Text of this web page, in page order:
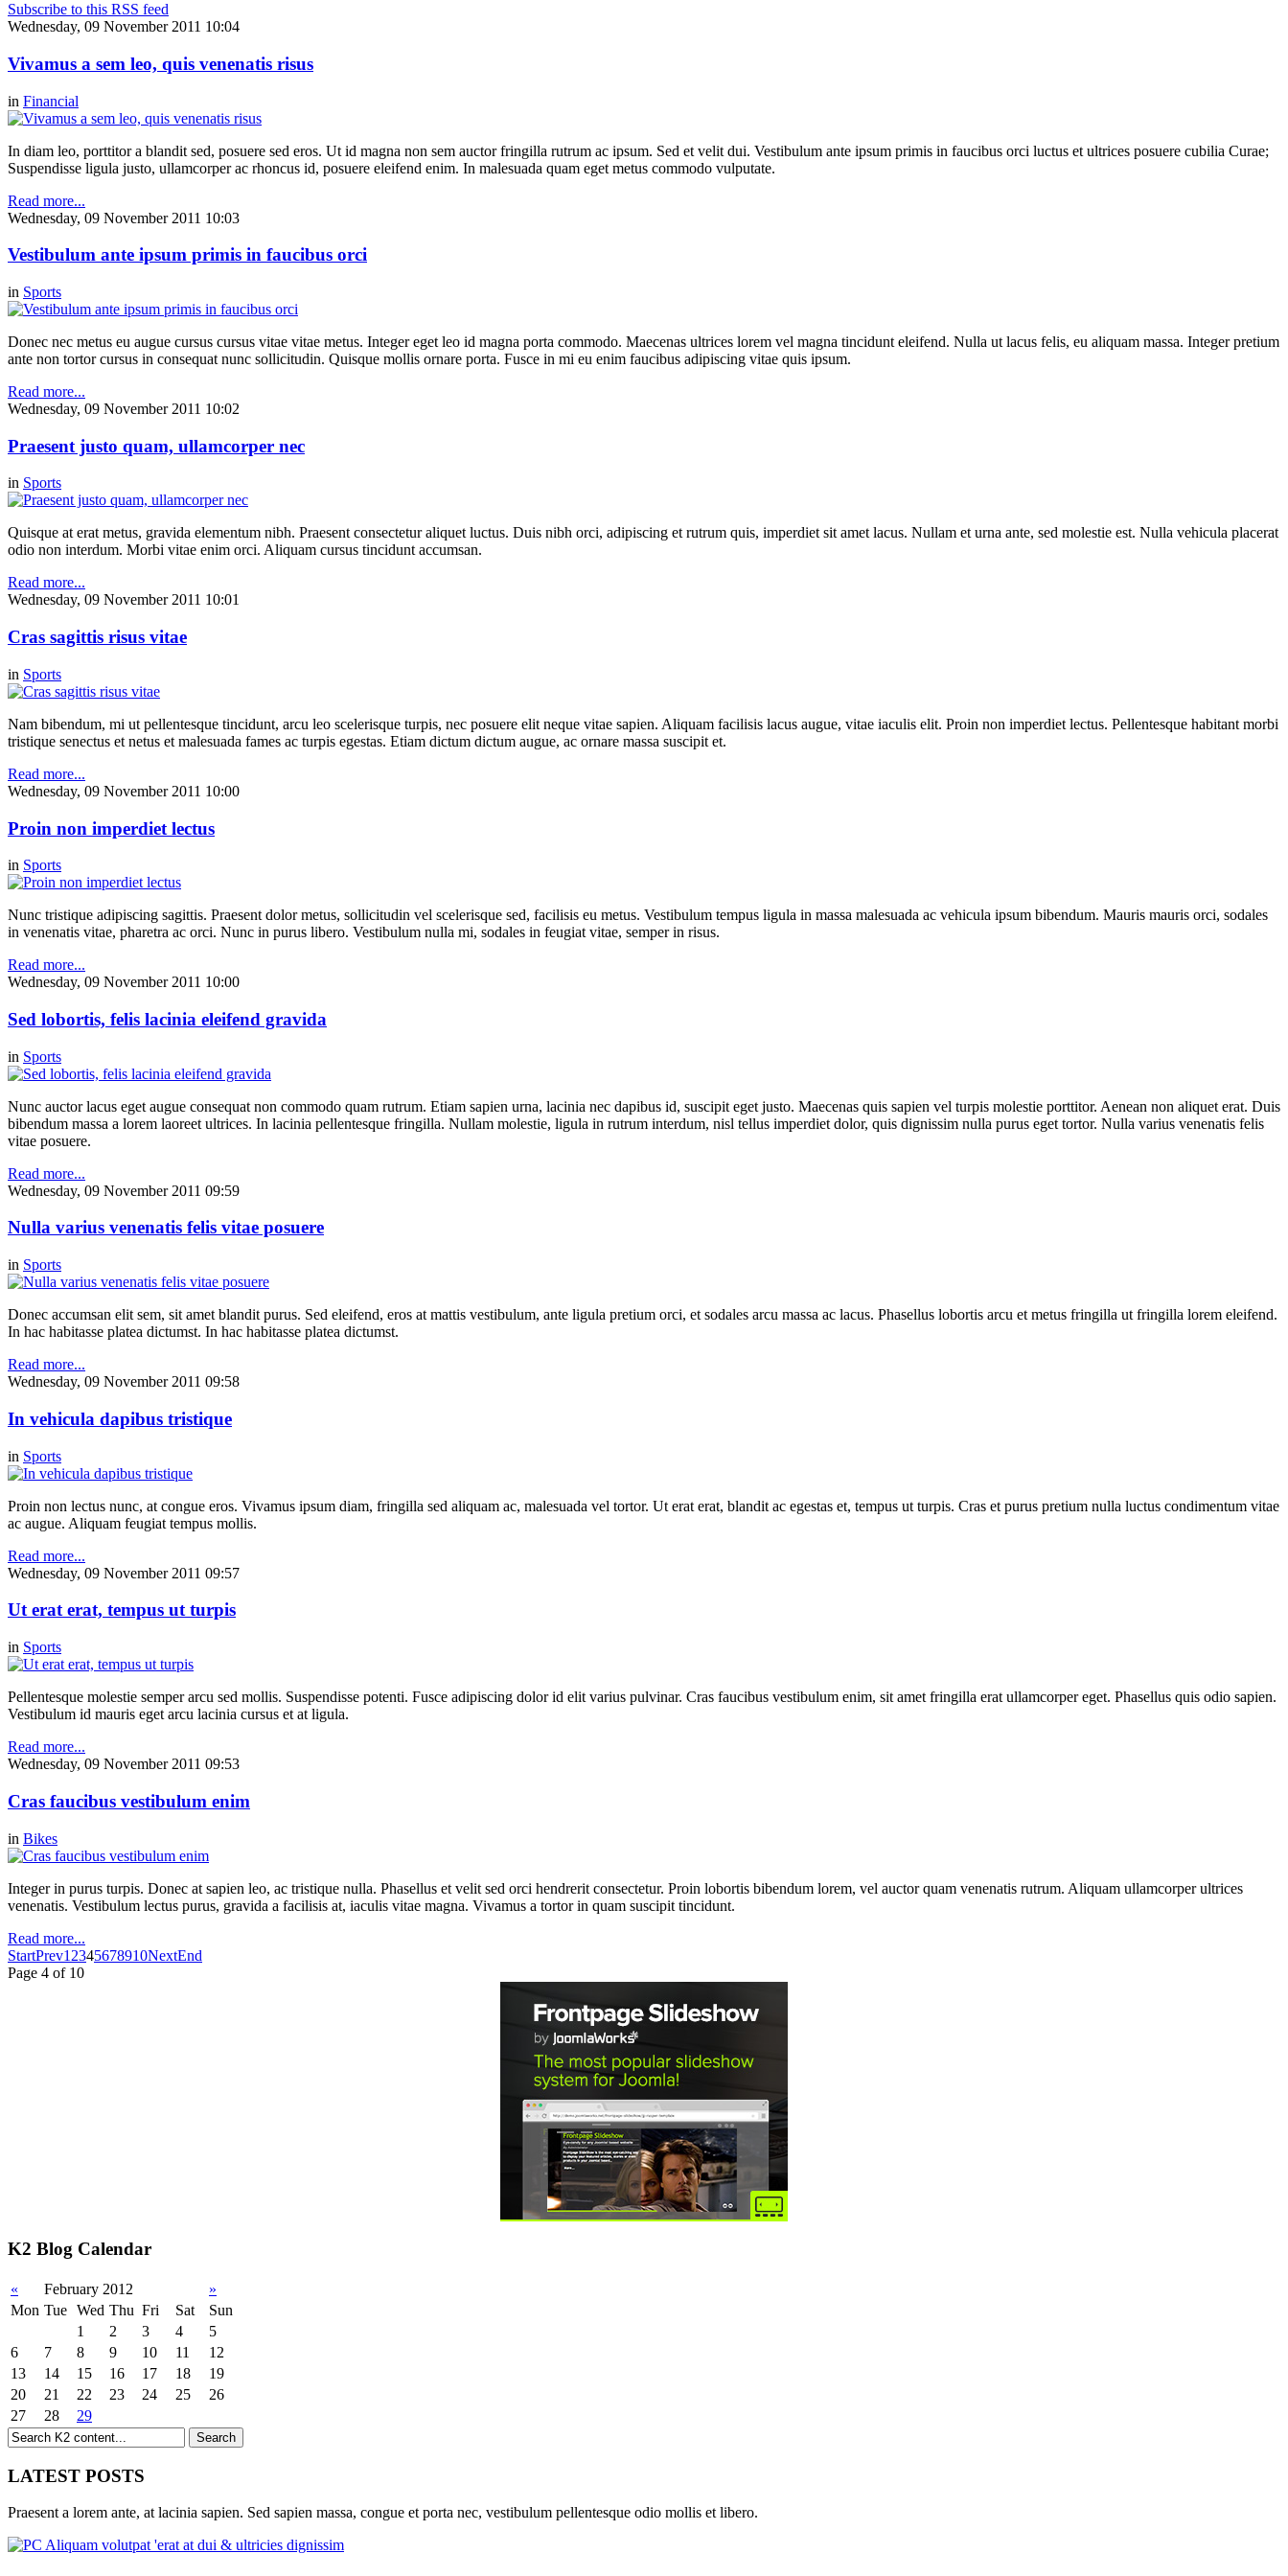
Subscribe to this RSS feed
Wednesday, 09 November 2011 10:04
Vivamus a sem leo, quis venenatis risus
in Financial
In diam leo, porttitor a blandit sed, posuere sed eros. Ut id magna non sem auctor fringilla rutrum ac ipsum. Sed et velit dui. Vestibulum ante ipsum primis in faucibus orci luctus et ultrices posuere cubilia Curae;
Suspendisse ligula justo, ullamcorper ac rhoncus id, posuere eleifend enim. In malesuada quam eget metus commodo vulputate.
Read more...
Wednesday, 09 November 2011 10:03
Vestibulum ante ipsum primis in faucibus orci
in Sports
Donec nec metus eu augue cursus cursus vitae vitae metus. Integer eget leo id magna porta commodo. Maecenas ultrices lorem vel magna tincidunt eleifend. Nulla ut lacus felis, eu aliquam massa. Integer pretium
ante non tortor cursus in consequat nunc sollicitudin. Quisque mollis ornare porta. Fusce in mi eu enim faucibus adipiscing vitae quis ipsum.
Read more...
Wednesday, 09 November 2011 10:02
Praesent justo quam, ullamcorper nec
in Sports
Quisque at erat metus, gravida elementum nibh. Praesent consectetur aliquet luctus. Duis nibh orci, adipiscing et rutrum quis, imperdiet sit amet lacus. Nullam et urna ante, sed molestie est. Nulla vehicula placerat
odio non interdum. Morbi vitae enim orci. Aliquam cursus tincidunt accumsan.
Read more...
Wednesday, 09 November 2011 10:01
Cras sagittis risus vitae
in Sports
Nam bibendum, mi ut pellentesque tincidunt, arcu leo scelerisque turpis, nec posuere elit neque vitae sapien. Aliquam facilisis lacus augue, vitae iaculis elit. Proin non imperdiet lectus. Pellentesque habitant morbi
tristique senectus et netus et malesuada fames ac turpis egestas. Etiam dictum dictum augue, ac ornare massa suscipit et.
Read more...
Wednesday, 09 November 2011 10:00
Proin non imperdiet lectus
in Sports
Nunc tristique adipiscing sagittis. Praesent dolor metus, sollicitudin vel scelerisque sed, facilisis eu metus. Vestibulum tempus ligula in massa malesuada ac vehicula ipsum bibendum. Mauris mauris orci, sodales
in venenatis vitae, pharetra ac orci. Nunc in purus libero. Vestibulum nulla mi, sodales in feugiat vitae, semper in risus.
Read more...
Wednesday, 09 November 2011 10:00
Sed lobortis, felis lacinia eleifend gravida
in Sports
Nunc auctor lacus eget augue consequat non commodo quam rutrum. Etiam sapien urna, lacinia nec dapibus id, suscipit eget justo. Maecenas quis sapien vel turpis molestie porttitor. Aenean non aliquet erat. Duis
bibendum massa a lorem laoreet ultrices. In lacinia pellentesque fringilla. Nullam molestie, ligula in rutrum interdum, nisl tellus imperdiet dolor, quis dignissim nulla purus eget tortor. Nulla varius venenatis felis
vitae posuere.
Read more...
Wednesday, 09 November 2011 09:59
Nulla varius venenatis felis vitae posuere
in Sports
Donec accumsan elit sem, sit amet blandit purus. Sed eleifend, eros at mattis vestibulum, ante ligula pretium orci, et sodales arcu massa ac lacus. Phasellus lobortis arcu et metus fringilla ut fringilla lorem eleifend.
In hac habitasse platea dictumst. In hac habitasse platea dictumst.
Read more...
Wednesday, 09 November 2011 09:58
In vehicula dapibus tristique
in Sports
Proin non lectus nunc, at congue eros. Vivamus ipsum diam, fringilla sed aliquam ac, malesuada vel tortor. Ut erat erat, blandit ac egestas et, tempus ut turpis. Cras et purus pretium nulla luctus condimentum vitae
ac augue. Aliquam feugiat tempus mollis.
Read more...
Wednesday, 09 November 2011 09:57
Ut erat erat, tempus ut turpis
in Sports
Pellentesque molestie semper arcu sed mollis. Suspendisse potenti. Fusce adipiscing dolor id elit varius pulvinar. Cras faucibus vestibulum enim, sit amet fringilla erat ullamcorper eget. Phasellus quis odio sapien.
Vestibulum id mauris eget arcu lacinia cursus et at ligula.
Read more...
Wednesday, 09 November 2011 09:53
Cras faucibus vestibulum enim
in Bikes
Integer in purus turpis. Donec at sapien leo, ac tristique nulla. Phasellus et velit sed orci hendrerit consectetur. Proin lobortis bibendum lorem, vel auctor quam venenatis rutrum. Aliquam ullamcorper ultrices
venenatis. Vestibulum lectus purus, gravida a facilisis at, iaculis vitae magna. Vivamus a tortor in quam suscipit tincidunt.
Read more...
StartPrev1 2345678910NextEnd
Page 4 of 10
K2 Blog Calendar
« February 2012
»
Mon Tue Wed Thu Fri Sat
Sun
1
2 3 4
5
6
7 8 9 10 11
12
13
14 15 16 17 18
19
20
21 22 23 24 25
26
27
28 29
LATEST POSTS
Praesent a lorem ante, at lacinia sapien. Sed sapien massa, congue et porta nec, vestibulum pellentesque odio mollis et libero.